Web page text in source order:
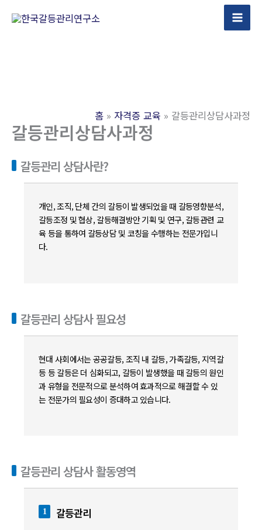
홈 자격증 교육 갈등관리상담사과정
갈등관리상담사과정
갈등관리 상담사란?
개인, 조직, 단체 간의 갈등이 발생되었을 때 갈등영향분석,
갈등조정 및 협상, 갈등해결방안 기획 및 연구, 갈등관련 교
육 등을 통하여 갈등상담 및 코칭을 수행하는 전문가입니
다.
갈등관리 상담사 필요성
현대 사회에서는 공공갈등, 조직 내 갈등, 가족갈등, 지역갈
등 등 갈등은 더 심화되고, 갈등이 발생했을 때 갈등의 원인
과 유형을 전문적으로 분석하여 효과적으로 해결할 수 있
는 전문가의 필요성이 증대하고 있습니다.
갈등관리 상담사 활동영역
1 갈등관리